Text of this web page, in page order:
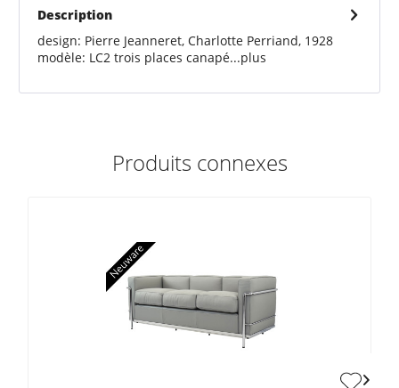
Description
design: Pierre Jeanneret, Charlotte Perriand, 1928
modèle: LC2 trois places canapé...plus
Produits connexes